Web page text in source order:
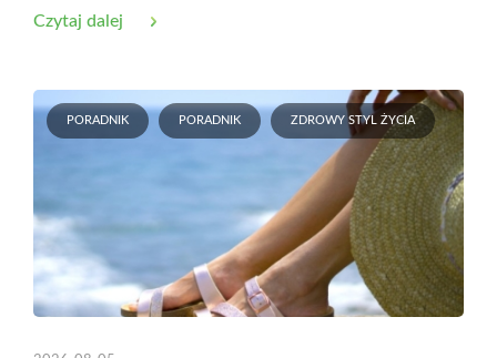
Czytaj dalej
PORADNIK PORADNIK ZDROWY STYL ŻYCIA